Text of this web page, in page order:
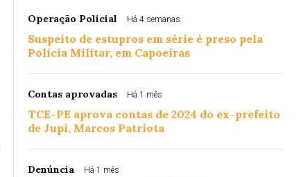
Operação Policial Há 4 semanas
Suspeito de estupros em série é preso pela
Polícia Militar, em Capoeiras
Contas aprovadas Há 1 mês
TCE-PE aprova contas de 2024 do ex-prefeito
de Jupi, Marcos Patriota
Denúncia Há 1 mês